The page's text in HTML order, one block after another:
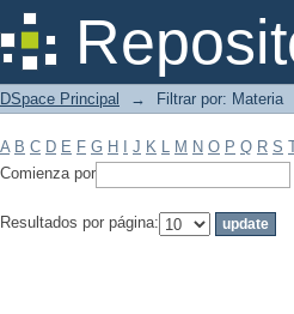
Filtrar por: Materia
DSpace Principal → Filtrar por: Materia
A B C D E F G H J K L M N O P Q R S
Comienza por
Resultados por página: